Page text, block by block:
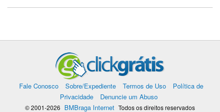
Fale Conosco Sobre/Expediente Termos de Uso
Política de
Privacidade
Denuncie um Abuso
© 2001-2026 BMBraga Internet Todos os direitos reservados